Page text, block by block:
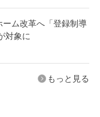
ム改革へ「登録制導
対象に
もっと見る